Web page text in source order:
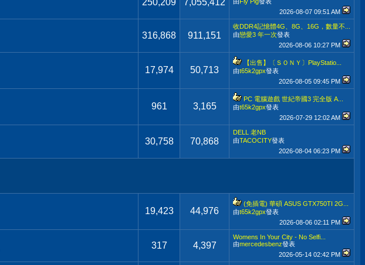
250,209 7,055,412
2026-08-07 09:51 AM
316,868 911,151
收DDR4記憶體4G、8G、16G，數量不...
由戀愛3 年一次發表
2026-08-06 10:27 PM
17,974 50,713
【出售】〔ＳＯＮＹ〕PlayStatio...
由t65k2gpx發表
2026-08-05 09:45 PM
961 3,165
PC 電腦遊戲 世紀帝國3 完全版 A...
由t65k2gpx發表
2026-07-29 12:02 AM
30,758 70,868
DELL 老NB
由TACOCITY發表
2026-08-04 06:23 PM
19,423 44,976
(免插電) 華碩 ASUS GTX750TI 2G...
由t65k2gpx發表
2026-08-06 02:11 PM
317 4,397
Womens In Your City - No Selfi...
由mercedesbenz發表
2026-05-14 02:42 PM